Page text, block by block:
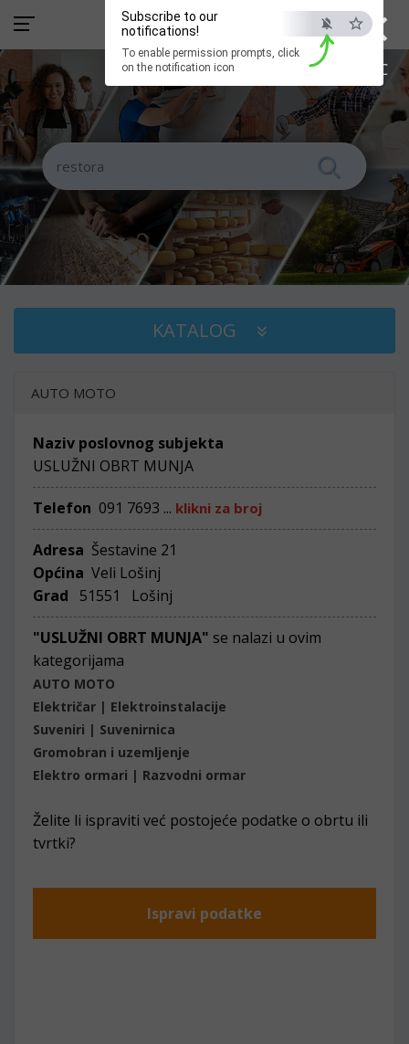
×
ESC
Subscribe to our
notifications!
To enable permission prompts, click
on the notification icon
KATALOG
AUTO MOTO
Naziv poslovnog subjekta
USLUŽNI OBRT MUNJA
Telefon 091 7693 ... klikni za broj
Adresa Šestavine 21
Općina Veli Lošinj
Grad
51551 Lošinj
"USLUŽNI OBRT MUNJA" se nalazi u ovim
kategorijama
AUTO MOTO
Električar | Elektroinstalacije
Suveniri | Suvenirnica
Gromobran i uzemljenje
Elektro ormari | Razvodni ormar
Želite li ispraviti već postojeće podatke o obrtu ili
tvrtki?
Ispravi podatke